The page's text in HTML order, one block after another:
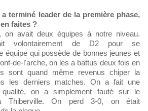
faites ?
on avait deux équipes à notre niveau.
volontairement de D2 pour se
équipe qui possède de bonnes jeunes et
de-l'arche, on les a battus deux fois en
sont quand même revenus chiper la
les derniers matches. On a fait une
on a simplement fauté sur le
Thiberville. On perd 3-0, on était